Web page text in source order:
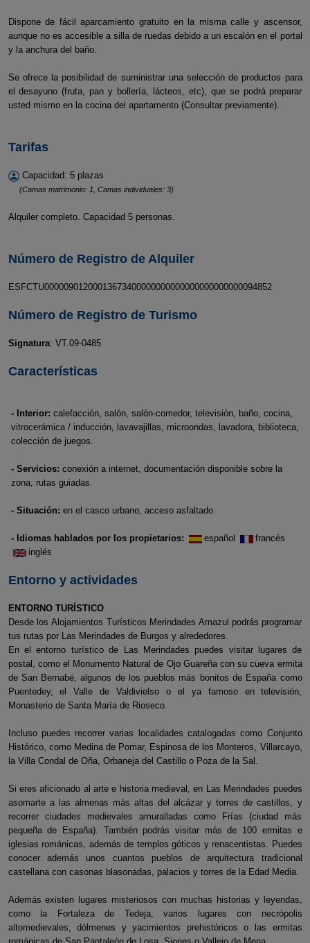
Dispone de fácil aparcamiento gratuito en la misma calle y ascensor,
aunque no es accesible a silla de ruedas debido a un escalón en el portal
y la anchura del baño.
Se ofrece la posibilidad de suministrar una selección de productos para
el desayuno (fruta, pan y bollería, lácteos, etc), que se podrá preparar
usted mismo en la cocina del apartamento (Consultar previamente).
Tarifas
Capacidad: 5 plazas
(Camas matrimonio: 1, Camas individuales: 3)
Alquiler completo. Capacidad 5 personas.
Número de Registro de Alquiler
ESFCTU00000901200013673400000000000000000000000094852
Número de Registro de Turismo
Signatura: VT.09-0485
Características
- Interior: calefacción, salón, salón-comedor, televisión, baño, cocina,
vitrocerámica / inducción, lavavajillas, microondas, lavadora, biblioteca,
colección de juegos.
- Servicios: conexión a internet, documentación disponible sobre la
zona, rutas guiadas.
- Situación: en el casco urbano, acceso asfaltado.
- Idiomas hablados por los propietarios: español
francés
inglés
Entorno y actividades
ENTORNO TURÍSTICO
Desde los Alojamientos Turísticos Merindades Amazul podrás programar
tus rutas por Las Merindades de Burgos y alrededores.
En el entorno turístico de Las Merindades puedes visitar lugares de
postal, como el Monumento Natural de Ojo Guareña con su cueva ermita
de San Bernabé, algunos de los pueblos más bonitos de España como
Puentedey, el Valle de Valdivielso o el ya famoso en televisión,
Monasterio de Santa María de Rioseco.
Incluso puedes recorrer varias localidades catalogadas como Conjunto
Histórico, como Medina de Pomar, Espinosa de los Monteros, Villarcayo,
la Villa Condal de Oña, Orbaneja del Castillo o Poza de la Sal.
Si eres aficionado al arte e historia medieval, en Las Merindades puedes
asomarte a las almenas más altas del alcázar y torres de castillos, y
recorrer ciudades medievales amuralladas como Frías (ciudad más
pequeña de España). También podrás visitar más de 100 ermitas e
iglesias románicas, además de templos góticos y renacentistas. Puedes
conocer además unos cuantos pueblos de arquitectura tradicional
castellana con casonas blasonadas, palacios y torres de la Edad Media.
Además existen lugares misteriosos con muchas historias y leyendas,
como la Fortaleza de Tedeja, varios lugares con necrópolis
altomedievales, dólmenes y yacimientos prehistóricos o las ermitas